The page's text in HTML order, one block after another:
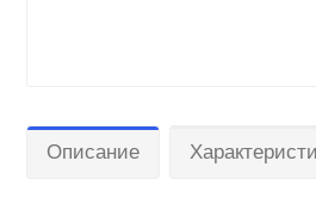
Описание